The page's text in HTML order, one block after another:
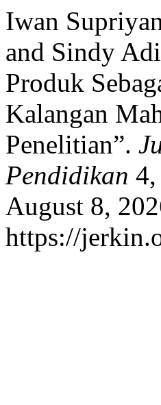
Iwan
and Sindy
Produk
Kalangan
Penelitian”.
Pendidikan
August 8,
https://